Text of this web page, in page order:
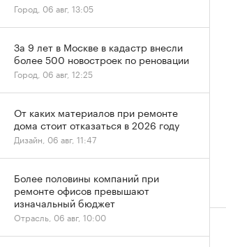
Город, 06 авг, 13:05
За 9 лет в Москве в кадастр внесли
более 500 новостроек по реновации
Город, 06 авг, 12:25
От каких материалов при ремонте
дома стоит отказаться в 2026 году
Дизайн, 06 авг, 11:47
Более половины компаний при
ремонте офисов превышают
изначальный бюджет
Отрасль, 06 авг, 10:00